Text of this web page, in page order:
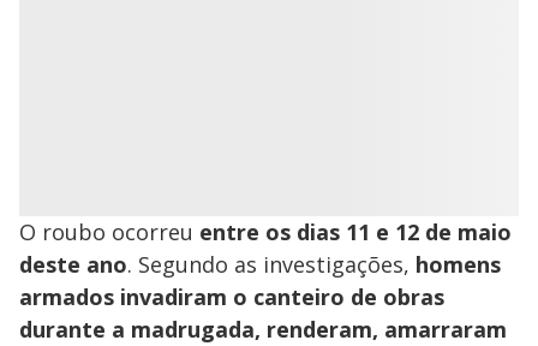
O roubo ocorreu entre os dias 11 e 12 de maio
deste ano. Segundo as investigações, homens
armados invadiram o canteiro de obras
durante a madrugada, renderam, amarraram